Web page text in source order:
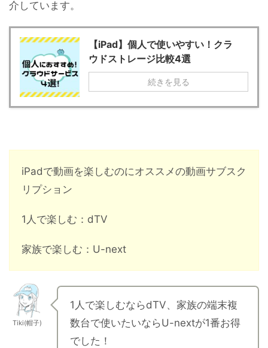
介しています。
【iPad】個人で使いやすい！クラ
ウドストレージ比較4選
続きを見る
iPadで動画を楽しむのにオススメの動画サブスク
リプション
1人で楽しむ：dTV
家族で楽しむ：U-next
Tiki(帽子)
1人で楽しむならdTV、家族の端末複
数台で使いたいならU-nextが1番お得
でした！